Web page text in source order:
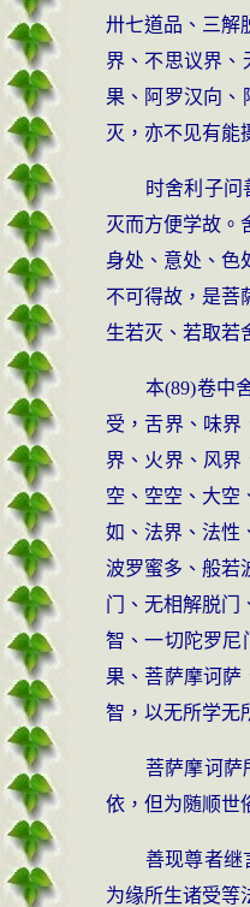
卅七道品、三解
界、不思议界、
果、阿罗汉向、
灭，亦不见有能
时舍利子
灭而方便学故。
身处、意处、色
不可得故，是菩
生若灭、若取若
本(89)卷中
受，舌界、味界
界、火界、风界
空、空空、大空
如、法界、法性
波罗蜜多、般若
门、无相解脱门
智、一切陀罗尼
果、菩萨摩诃萨
智，以无所学无
菩萨摩诃萨
依，但为随顺世
善现尊者继
为缘所生诸受等